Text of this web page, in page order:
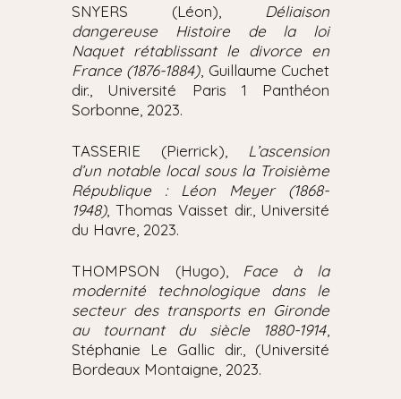
SNYERS (Léon), Déliaison
dangereuse Histoire de la loi
Naquet rétablissant le divorce en
France (1876-1884) , Guillaume Cuchet
dir., Université Paris 1 Panthéon
Sorbonne, 2023.
TASSERIE (Pierrick), L’ascension
d’un notable local sous la Troisième
République : Léon Meyer (1868-
1948), Thomas Vaisset dir., Université
du Havre, 2023.
THOMPSON (Hugo), Face à la
modernité technologique dans le
secteur des transports en Gironde
au tournant du siècle 1880-1914
Stéphanie Le Gallic dir., (Université
Bordeaux Montaigne, 2023.